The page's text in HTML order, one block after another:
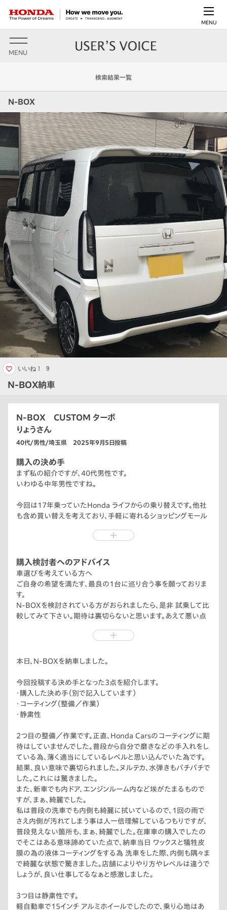
MENU
MENU
検索結果一覧
N-BOX
N-BOX納車
いいね！ 9
N-BOX CUSTOM ターボ
りょうさん
40代/男性/埼玉県 2025年9月5日投稿
購入の決め手
まず私の紹介ですが、40代男性です。
いわゆる中年男性ですね。
今回は17年乗っていたHonda ライフからの乗り替えです。他社
も含め買い替えを考えており、手軽に寄れるショッピングモール
対応をして下さった気さくな男性営業スタッフの対応が良く、購
入する事にしました。値段交渉は苦手ですが、納得のいく内容を
即座に出して頂けた事も決め手でした。
不安はありましたが結果、大正解でした。
ナンス等は近くの店舗とする旨を伝えていました。また、17年も
れでいて、見下している感じではなく、親戚の叔父？お兄さん？の
様な親近感です。営業上手いなぁ、と感心しました。もちろん良い
意味ですよ。
購入検討者へのアドバイス
車選びを考えている方へ
ご自身の希望を満たす、最良の1台に巡り合う事を願っておりま
す。
N-BOXを検討されている方がおられましたら、是非 試乗して比
較してみて下さい。期待は裏切らないと思います。あえて悪い点
本日、N-BOXを納車しました。
今回投稿する決め手となった3点を紹介します。
・購入した決め手（別で記入しています）
・コーティング（整備／作業）
・静粛性
2つ目の整備／作業です。正直、Honda Carsのコーティングに期
待はしていませんでした。普段から自分で磨きなどの手入れをし
ている為、薄く適当にしているレベルと思い込んでいた為です。
結果、良い意味で裏切られました。ヌルテカ、水弾きもバチバチで
した。これには驚きました。
また、新車でも内ドア、エンジンルーム内など埃がたまるもので
すが、まぁ、綺麗でした。
私は普段の洗車でも内側も綺麗に拭いているので、1回の雨で
さえ内側が汚れてしまう事は人一倍理解しているつもりですが、
普段見えない箇所も、まぁ、綺麗でした。在庫車の購入でしたの
でそこはある意味諦めていた点で、納車当日 ワックスと犠牲皮
膜の為の液体コーティングをする為 洗車をした際、内側も隅々ま
で綺麗な状態で驚きました。店舗によりやり方やレベルは違うで
しょうが、良い仕事してるなぁと感激しました。
3つ目は静粛性です。
軽自動車で15インチ アルミホイールでしたので、乗り心地はあ